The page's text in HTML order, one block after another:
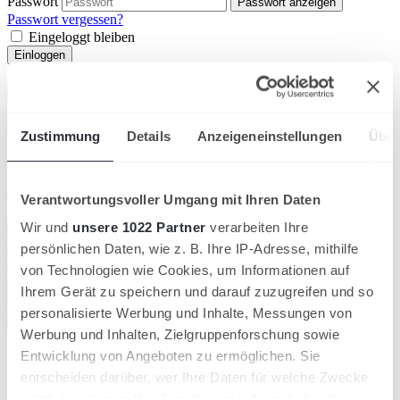
Zustimmung Details Anzeigeneinstellungen
Verantwortungsvoller Umgang mit Ihren Daten
Wir und unsere 1022 Partner verarbeiten Ihre
persönlichen Daten, wie z. B. Ihre IP-Adresse, mithilfe
von Technologien wie Cookies, um Informationen auf
Ihrem Gerät zu speichern und darauf zuzugreifen und so
personalisierte Werbung und Inhalte, Messungen von
Werbung und Inhalten, Zielgruppenforschung sowie
Entwicklung von Angeboten zu ermöglichen. Sie
entscheiden darüber, wer Ihre Daten für welche Zwecke
Passwort vergessen?
Eingeloggt bleiben
Einloggen
Alles zu mybigpoint
Was ist mybigpoint?
Wer kann Mitglied bei mybigpoint werden?
Wie registriere ich mich?
Was sind die Unterschiede zwischen der Basis- und der
Wo finde ich weitere Informationen zu mybigpoint?